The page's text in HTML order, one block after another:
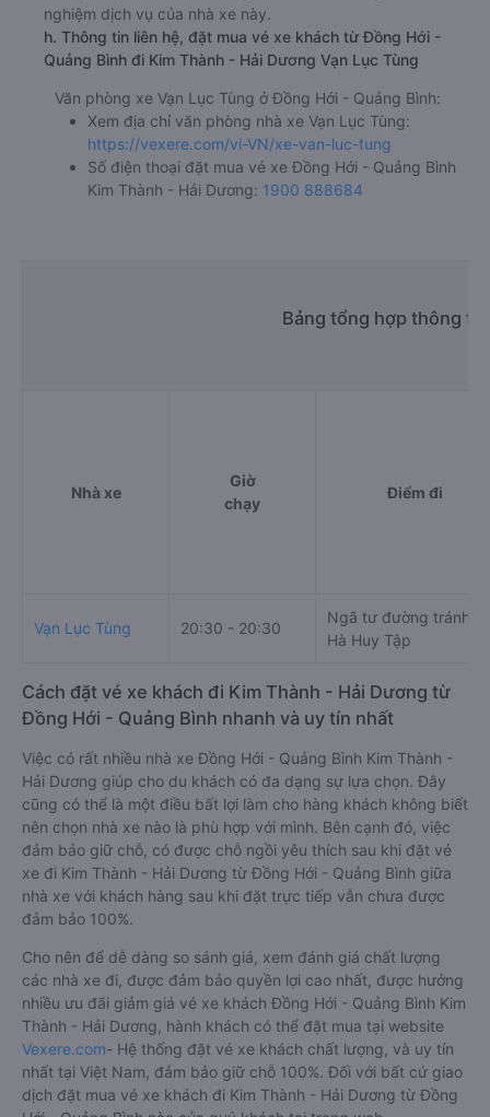
nghiệm dịch vụ của nhà xe này.
h. Thông tin liên hệ, đặt mua vé xe khách từ Đồng Hới -
Quảng Bình đi Kim Thành - Hải Dương Vạn Lục Tùng
Văn phòng xe Vạn Lục Tùng ở Đồng Hới - Quảng Bình:
Xem địa chỉ văn phòng nhà xe Vạn Lục Tùng:
https://vexere.com/vi-VN/xe-van-luc-tung
Số điện thoại đặt mua vé xe Đồng Hới - Quảng Bình
Kim Thành - Hải Dương: 1900 888684
Bảng tổng hợp thông
Nhà xe
Giờ
chạy
Điểm đi
Vạn Lục Tùng 20:30 - 20:30
Ngã tư đường tránh -
Hà Huy Tập
Cách đặt vé xe khách đi Kim Thành - Hải Dương từ
Đồng Hới - Quảng Bình nhanh và uy tín nhất
Việc có rất nhiều nhà xe Đồng Hới - Quảng Bình Kim Thành -
Hải Dương giúp cho du khách có đa dạng sự lựa chọn. Đây
cũng có thể là một điều bất lợi làm cho hàng khách không biết
nên chọn nhà xe nào là phù hợp với mình. Bên cạnh đó, việc
đảm bảo giữ chỗ, có được chỗ ngồi yêu thích sau khi đặt vé
xe đi Kim Thành - Hải Dương từ Đồng Hới - Quảng Bình giữa
nhà xe với khách hàng sau khi đặt trực tiếp vẫn chưa được
đảm bảo 100%.
Cho nên để dễ dàng so sánh giá, xem đánh giá chất lượng
các nhà xe đi, được đảm bảo quyền lợi cao nhất, được hưởng
nhiều ưu đãi giảm giá vé xe khách Đồng Hới - Quảng Bình Kim
Thành - Hải Dương, hành khách có thể đặt mua tại website
Vexere.com- Hệ thống đặt vé xe khách chất lượng, và uy tín
nhất tại Việt Nam, đảm bảo giữ chỗ 100%. Đối với bất cứ giao
dịch đặt mua vé xe khách đi Kim Thành - Hải Dương từ Đồng